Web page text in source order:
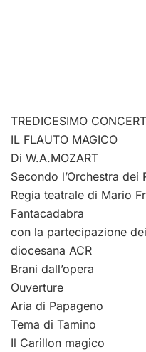
TREDICESIMO
IL FLAUTO MAGICO
Di W.A.MOZART
Secondo l’Orchestra dei
Regia teatrale di Mario
Fantacadabra
con la partecipazione
diocesana ACR
Brani dall’opera
Ouverture
Aria di Papageno
Tema di Tamino
Il Carillon magico